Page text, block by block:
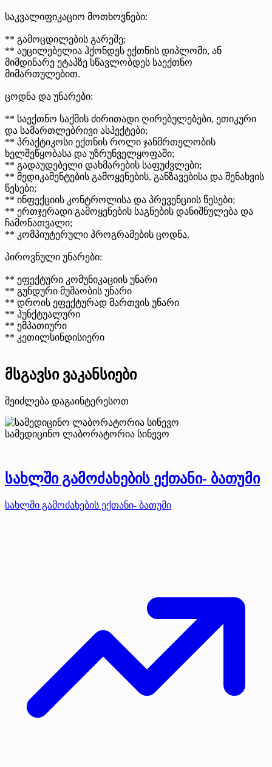
საკვალიფიკაციო მოთხოვნები:
** გამოცდილების გარეშე;
** აუცილებელია ჰქონდეს ექთნის დიპლომი, ან
მიმდინარე ეტაპზე სწავლობდეს საექთნო
მიმართულებით.
ცოდნა და უნარები:
** საექთნო საქმის ძირითადი ღირებულებები, ეთიკური
და სამართლებრივი ასპექტები;
** პრაქტიკოსი ექთნის როლი ჯანმრთელობის
ხელშეწყობასა და უზრუნველყოფაში;
** გადაუდებელი დახმარების საფუძვლები;
** მედიკამენტების გამოყენების, განზავებისა და შენახვის
წესები;
** ინფექციის კონტროლისა და პრევენციის წესები;
** ერთჯერადი გამოყენების საგნების დანიშნულება და
ჩამონათვალი;
** კომპიუტერული პროგრამების ცოდნა.
პიროვნული უნარები:
** ეფექტური კომუნიკაციის უნარი
** გუნდური მუშაობის უნარი
** დროის ეფექტურად მართვის უნარი
** პუნქტუალური
** ემპათიური
** კეთილსინდისიერი
მსგავსი ვაკანსიები
შეიძლება დაგაინტერესოთ
სამედიცინო ლაბორატორია სინევო
სახლში გამოძახების ექთანი- ბათუმი
სახლში გამოძახების ექთანი- ბათუმი